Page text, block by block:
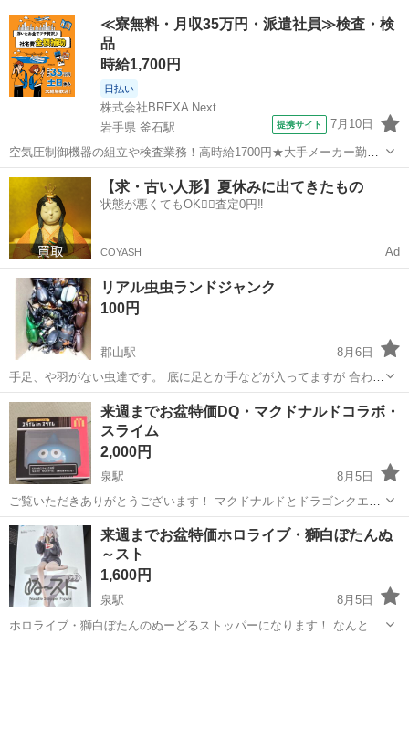
ン 【状態】 ・使用に伴う多少のスレ、キズ、落としきれない汚れなど
ございます ・詳細は現地でご確認ください ・お値引きは出来...
福島 郡山市 フィギュア ラブーン
≪寮無料・月収35万円・派遣社員≫検査・検
品
時給1,700円
日払い
株式会社BREXA Next
岩手県 釜石駅
提携サイト 7月10日
空気圧制御機器の組立や検査業務！高時給1700円★大手メーカー勤
務！嬉しい寮費無料！ワンルーム寮完備★マイカー通勤OK＆工場敷地
内に無料駐車場あり★！《岩手県釜石市》 人気の工場のお仕事 ◇空気
圧制御機器（シリンダ、バルブ...
岩手 釜石市 釜石駅 その他
【求・古い人形】夏休みに出てきたもの
状態が悪くてもOK🙆‍♀️査定0円‼️
COYASH Ad
リアル虫虫ランドジャンク
100円
郡山駅
8月6日
手足、や羽がない虫達です。 底に足とか手などが入ってますが 合わせ
て合うか分かりませんのでジャンクです。 引渡し出来る方でお願いし
ます｡3Nでお願いします｡
福島 郡山市 郡山駅 フィギュア
来週までお盆特価DQ・マクドナルドコラボ・
スライム
2,000円
泉駅
8月5日
ご覧いただきありがとうございます！ マクドナルドとドラゴンクエス
トのコラボで誕生した、スライムのフィギュアになります！ マトリョ
ーシカみたいに、中にはマクドナルドのキャラクターのスライムが入
ってます。 並べて飾ってもよし、そ...
福島 いわき市 泉駅 フィギュア スライム
来週までお盆特価ホロライブ・獅白ぼたんぬ
～スト
1,600円
泉駅
8月5日
ホロライブ・獅白ぼたんのぬーどるストッパーになります！ なんと、